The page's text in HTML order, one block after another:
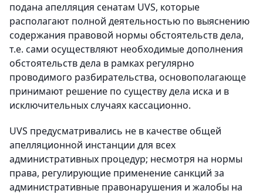
подана апелляция сенатам UVS, которые
располагают полной деятельностью по выяснению
содержания правовой нормы обстоятельств дела,
т.е. сами осуществляют необходимые дополнения
обстоятельств дела в рамках регулярно
проводимого разбирательства, основополагающе
принимают решение по существу дела иска и в
исключительных случаях кассационно.
UVS предусматривались не в качестве общей
апелляционной инстанции для всех
административных процедур; несмотря на нормы
права, регулирующие применение санкций за
административные правонарушения и жалобы на